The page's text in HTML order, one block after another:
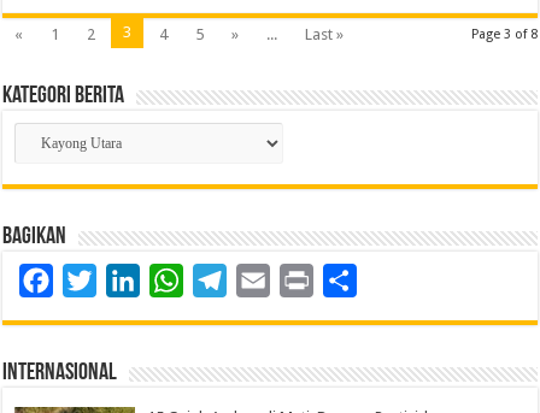
Page 3 of 8
« 1 2 3 4 5 » ... Last »
Kategori Berita
Kategori
Berita
Bagikan
FacebookTwitterLinkedInWhatsAppTelegram
Email Print
Internasional